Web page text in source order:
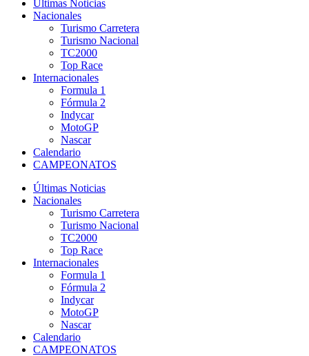
Últimas Noticias
Nacionales
Turismo Carretera
Turismo Nacional
TC2000
Top Race
Internacionales
Formula 1
Fórmula 2
Indycar
MotoGP
Nascar
Calendario
CAMPEONATOS
Últimas Noticias
Nacionales
Turismo Carretera
Turismo Nacional
TC2000
Top Race
Internacionales
Formula 1
Fórmula 2
Indycar
MotoGP
Nascar
Calendario
CAMPEONATOS